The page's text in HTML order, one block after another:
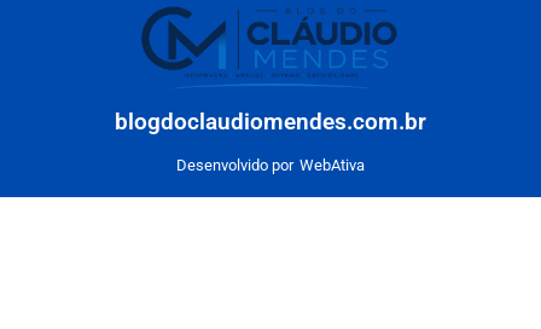
blogdoclaudiomendes.com.br
Desenvolvido por WebAtiva